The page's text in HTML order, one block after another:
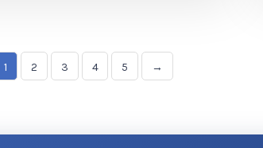
1 2 3 4 5 →